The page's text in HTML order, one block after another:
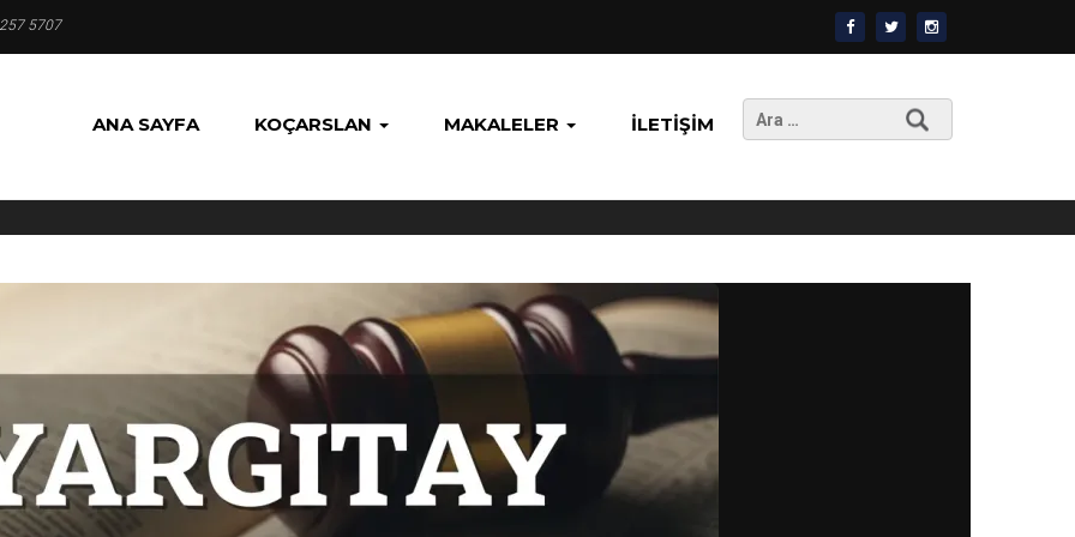
5707
ANA SAYFA KOÇARSLAN MAKALELER İLETIŞIM
Arama: